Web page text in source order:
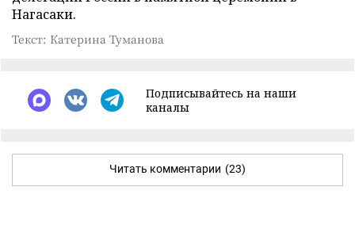
Нагасаки.
Текст: Катерина Туманова
Подписывайтесь на наши
каналы
Читать комментарии (23)